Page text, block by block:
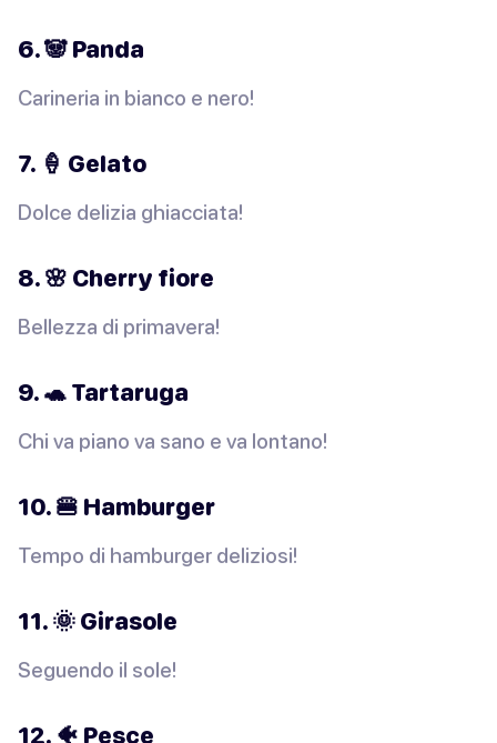
6. 🐼 Panda
Carineria in bianco e nero!
7. 🍦 Gelato
Dolce delizia ghiacciata!
8. 🌸 Cherry fiore
Bellezza di primavera!
9. 🐢 Tartaruga
Chi va piano va sano e va lontano!
10. 🍔 Hamburger
Tempo di hamburger deliziosi!
11. 🌞 Girasole
Seguendo il sole!
12. 🐠 Pesce